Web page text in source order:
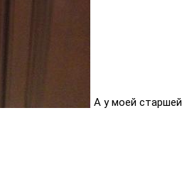
А у моей старшей